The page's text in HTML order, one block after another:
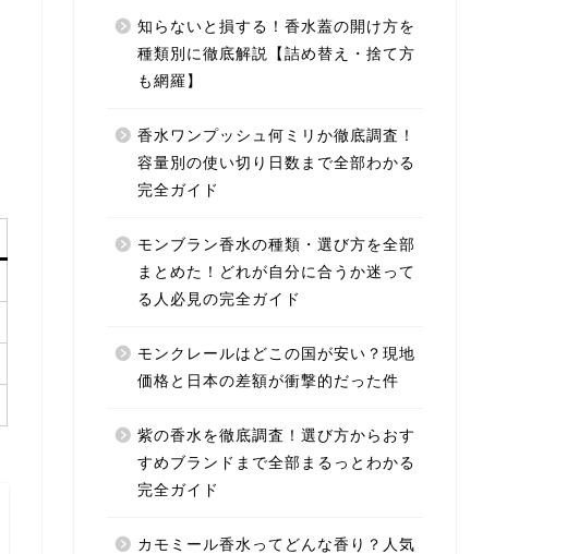
知らないと損する！香水蓋の開け方を
種類別に徹底解説【詰め替え・捨て方
も網羅】
香水ワンプッシュ何ミリか徹底調査！
容量別の使い切り日数まで全部わかる
完全ガイド
モンブラン香水の種類・選び方を全部
まとめた！どれが自分に合うか迷って
る人必見の完全ガイド
モンクレールはどこの国が安い？現地
価格と日本の差額が衝撃的だった件
紫の香水を徹底調査！選び方からおす
すめブランドまで全部まるっとわかる
完全ガイド
カモミール香水ってどんな香り？人気